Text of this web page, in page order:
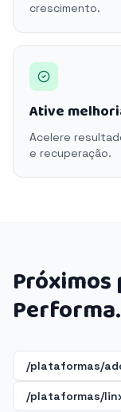
crescimento.
Ative
Acelere
e recuperação.
Próximos
/plataformas/
/plataformas/